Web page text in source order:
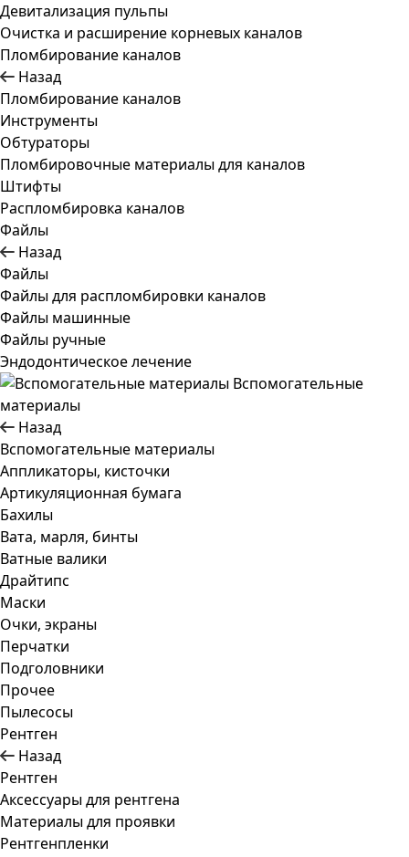
Девитализация пульпы
Очистка и расширение корневых каналов
Пломбирование каналов
Назад
Пломбирование каналов
Инструменты
Обтураторы
Пломбировочные материалы для каналов
Штифты
Распломбировка каналов
Файлы
Назад
Файлы
Файлы для распломбировки каналов
Файлы машинные
Файлы ручные
Эндодонтическое лечение
Вспомогательные
материалы
Назад
Вспомогательные материалы
Аппликаторы, кисточки
Артикуляционная бумага
Бахилы
Вата, марля, бинты
Ватные валики
Драйтипс
Маски
Очки, экраны
Перчатки
Подголовники
Прочее
Пылесосы
Рентген
Назад
Рентген
Аксессуары для рентгена
Материалы для проявки
Рентгенпленки